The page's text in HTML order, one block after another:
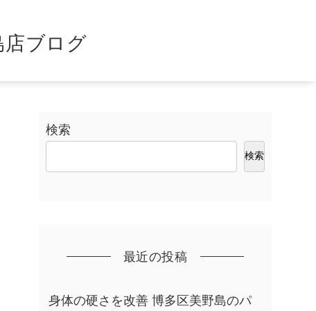
ブログ
検索
検索
最近の投稿
身体の硬さを改善 博多区美野島のパ